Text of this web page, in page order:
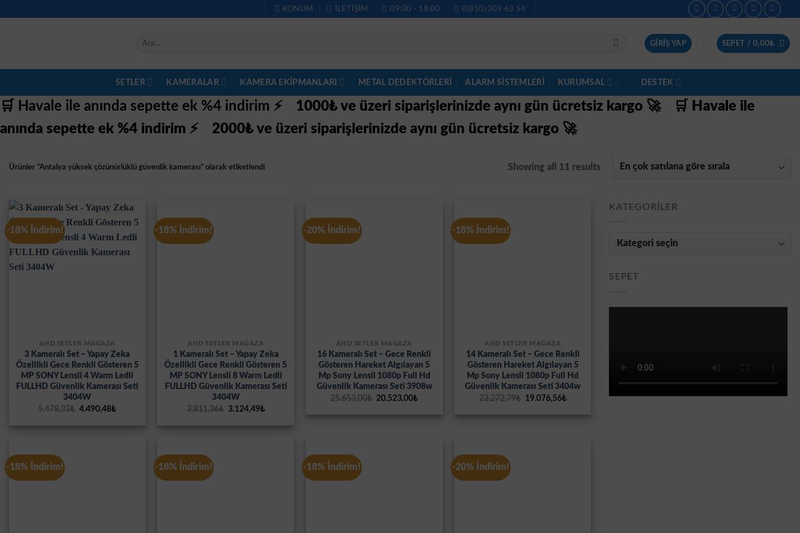
KONUM İLETIŞIM 09:00 - 18:00 0(850) 309 63 54
Ara:
GIRIŞ YAP SEPET / 0,00₺
SETLER KAMERALAR KAMERA EKİPMANLARI METAL DEDEKTÖRLERI ALARM SISTEMLERI KURUMSAL DESTEK
🛒 Havale ile anında sepette ek %4 indirim ⚡ 1000₺ ve üzeri siparişlerinizde aynı gün ücretsiz kargo 🚀
🛒 Havale ile
anında sepette ek %4 indirim ⚡
2000₺ ve üzeri siparişlerinizde aynı gün ücretsiz kargo 🚀
Ürünler “Antalya yüksek çözünürlüklü güvenlik kamerası” olarak etiketlendi Showing all 11 results
-18% İndirim!
AHD SETLER MAĞAZA
3 Kameralı Set – Yapay Zeka
Özellikli Gece Renkli Gösteren 5
MP SONY Lensli 4 Warm Ledli
FULLHD Güvenlik Kamerası Seti
3404W
5.478,33₺ Orijinal
5.478,33₺.
4.490,48₺Şu
fiyat:
-18% İndirim!
AHD SETLER MAĞAZA
1 Kameralı Set – Yapay Zeka
Özellikli Gece Renkli Gösteren 5
MP SONY Lensli 8 Warm Ledli
FULLHD Güvenlik Kamerası Seti
3404W
3.811,36₺ Orijinal
3.811,36₺.
3.124,49₺Şu
fiyat:
-20% İndirim!
AHD SETLER MAĞAZA
16 Kameralı Set – Gece Renkli
Gösteren Hareket Algılayan 5
Mp Sony Lensli 1080p Full Hd
Güvenlik Kamerası Seti 3908w
25.653,00₺ Orijinal
25.653,00₺.
20.523,00₺Şu
fiyat:
-18% İndirim!
AHD SETLER MAĞAZA
14 Kameralı Set – Gece Renkli
Gösteren Hareket Algılayan 5
Mp Sony Lensli 1080p Full Hd
Güvenlik Kamerası Seti 3404w
23.272,79₺ Orijinal
23.272,79₺.
19.076,56₺Şu
fiyat:
-18% İndirim! -18% İndirim! -18% İndirim! -20% İndirim!
KATEGORILER
SEPET